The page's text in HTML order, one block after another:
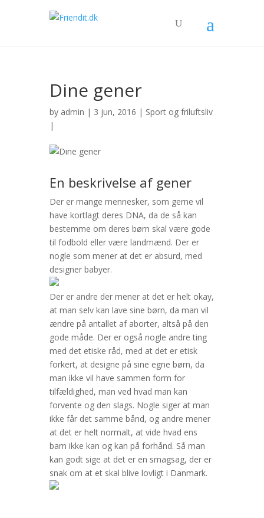
Dine gener
by admin | 3 jun, 2016 | Sport og friluftsliv
|
En beskrivelse af gener
Der er mange mennesker, som gerne vil
have kortlagt deres DNA, da de så kan
bestemme om deres børn skal være gode
til fodbold eller være landmænd. Der er
nogle som mener at det er absurd, med
designer babyer.
Der er andre der mener at det er helt okay,
at man selv kan lave sine børn, da man vil
ændre på antallet af aborter, altså på den
gode måde. Der er også nogle andre ting
med det etiske råd, med at det er etisk
forkert, at designe på sine egne børn, da
man ikke vil have sammen form for
tilfældighed, man ved hvad man kan
forvente og den slags. Nogle siger at man
ikke får det samme bånd, og andre mener
at det er helt normalt, at vide hvad ens
barn ikke kan og kan på forhånd. Så man
kan godt sige at det er en smagsag, der er
snak om at et skal blive lovligt i Danmark.